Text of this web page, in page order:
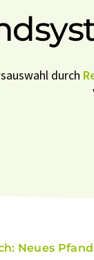
durch
Neues